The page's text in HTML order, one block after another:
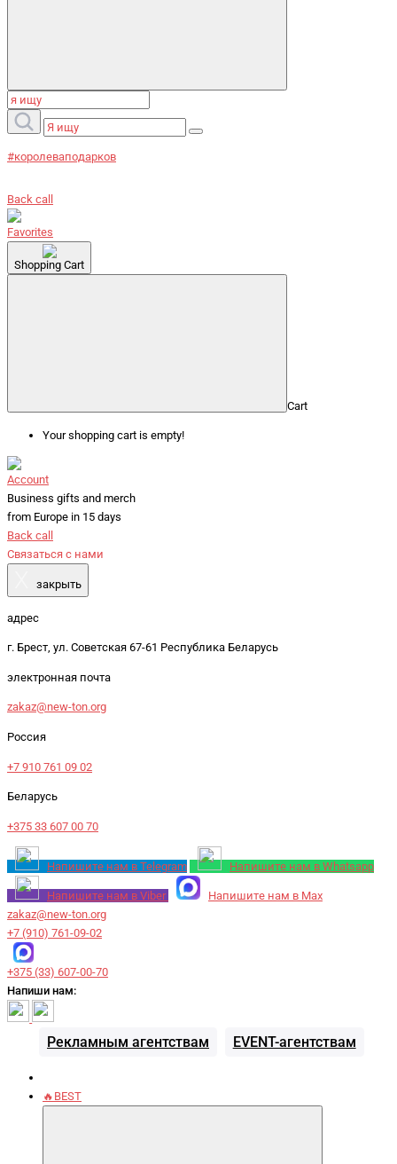
#королеваподарков
Back call
Favorites
Shopping Cart
Cart
Your shopping cart is empty!
Account
Business gifts and merch
from Europe in 15 days
Back call
Связаться с нами
закрыть
адрес
г. Брест, ул. Советская 67-61 Республика Беларусь
электронная почта
zakaz@new-ton.org
Россия
+7 910 761 09 02
Беларусь
+375 33 607 00 70
Напишите нам в Telegram Напишите нам в Whatsapp
Напишите нам в Viber
Напишите нам в Max
zakaz@new-ton.org
+7 (910) 761-09-02
+375 (33) 607-00-70
Напиши нам:
Рекламным агентствам EVENT-агентствам
🔥BEST